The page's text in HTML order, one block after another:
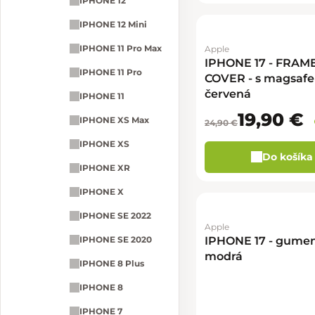
IPHONE 12 Mini
IPHONE 11 Pro Max
IPHONE 11 Pro
IPHONE 11
IPHONE XS Max
IPHONE XS
IPHONE XR
IPHONE X
IPHONE SE 2022
IPHONE SE 2020
IPHONE 8 Plus
IPHONE 8
IPHONE 7
Apple
IPHONE 17 -
COVER - s
červená
24,90 €19,90 €
Do košíka
Apple
IPHONE 17 -
modrá